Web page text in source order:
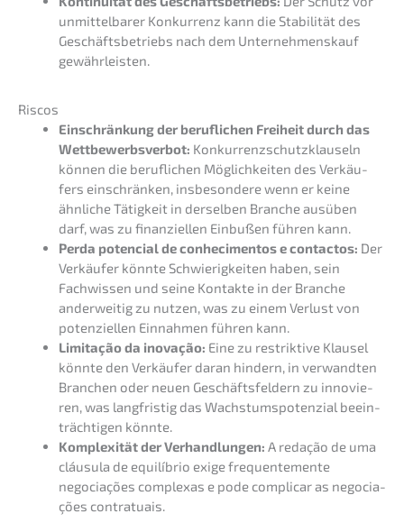
unmit­tel­ba­rer Konkur­renz kann die Stabi­li­tät des
Geschäfts­be­triebs nach dem Unter­nehmens­kauf
gewährleisten.
Riscos
Einschrän­kung der beruf­li­chen Freiheit durch das
Wettbe­werbs­ver­bot: Konkur­renz­schutz­klau­seln
können die beruf­li­chen Möglich­kei­ten des Verkäu­
fers einschrän­ken, insbe­son­de­re wenn er keine
ähnli­che Tätig­keit in dersel­ben Branche ausüben
darf, was zu finan­zi­el­len Einbu­ßen führen kann.
Perda poten­cial de conhe­ci­ment­os e contac­tos: Der
Verkäu­fer könnte Schwie­rig­kei­ten haben, sein
Fachwis­sen und seine Kontak­te in der Branche
ander­wei­tig zu nutzen, was zu einem Verlust von
poten­zi­el­len Einnah­men führen kann.
Limita­ção da inova­ção: Eine zu restrik­ti­ve Klausel
könnte den Verkäu­fer daran hindern, in verwand­ten
Branchen oder neuen Geschäfts­fel­dern zu innovie­
ren, was langfris­tig das Wachs­tums­po­ten­zi­al beein­
träch­ti­gen könnte.
Komple­xi­tät der Verhand­lun­gen: A redação de uma
cláusu­la de equilí­brio exige frequen­te­men­te
negocia­ções comple­xas e pode compli­car as negocia­
ções contratuais.